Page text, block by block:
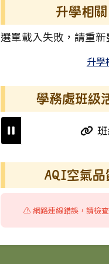
升學相關
選單載入失敗，請重新
升學
學務處班級
班
右邊區域內
AQI空氣品
⚠️ 網路連線錯誤，請檢